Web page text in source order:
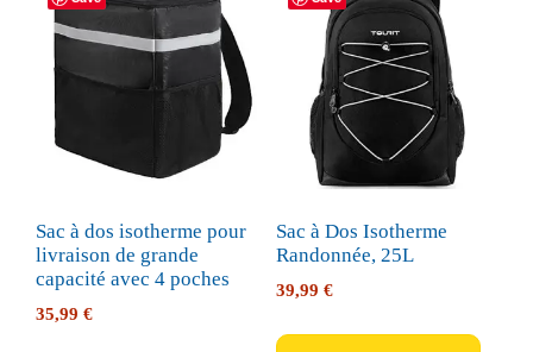
Sac à dos isotherme pour
livraison de grande
capacité avec 4 poches
35,99 €
Sac à Dos Isotherme
Randonnée, 25L
39,99 €